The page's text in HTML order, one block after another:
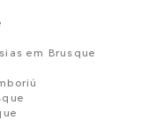
em Brusque